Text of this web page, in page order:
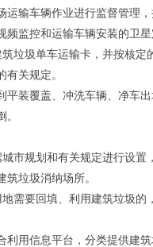
输车辆作业进行监督管理，
频监控和运输车辆安装的卫
圾单车运输卡，并按核定
关规定。
装覆盖、冲洗车辆、净车出
规划和有关规定进行设置
垃圾消纳场所。
要回填、利用建筑垃圾的
用信息平台，分类提供建筑